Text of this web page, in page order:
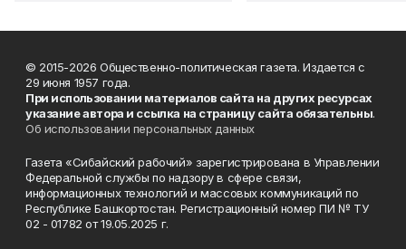
© 2015-2026 Общественно-политическая газета. Издается с
29 июня 1957 года.
При использовании материалов сайта на других ресурсах
указание автора и ссылка на страницу сайта обязательны.
Об использовании персональных данных
Газета «Сибайский рабочий» зарегистрирована в Управлении
Федеральной службы по надзору в сфере связи,
информационных технологий и массовых коммуникаций по
Республике Башкортостан. Регистрационный номер ПИ № ТУ
02 - 01782 от 19.05.2025 г.